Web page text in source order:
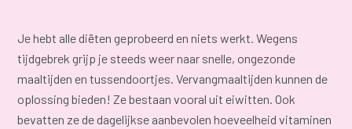
Je hebt alle diëten geprobeerd en niets werkt. Wegens
tijdgebrek grijp je steeds weer naar snelle, ongezonde
maaltijden en tussendoortjes. Vervangmaaltijden kunnen de
oplossing bieden! Ze bestaan vooral uit eiwitten. Ook
bevatten ze de dagelijkse aanbevolen hoeveelheid vitaminen